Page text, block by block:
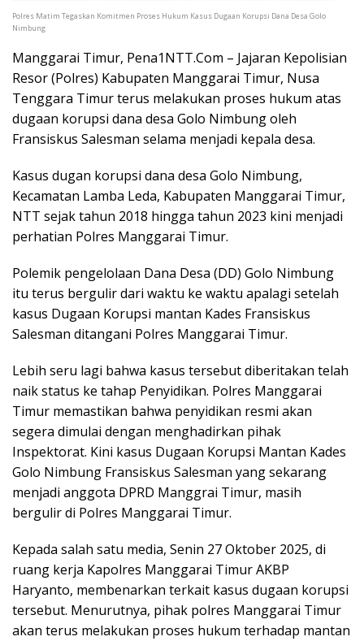
Polres Matim Tegaskan Komitmen Proses Hukum Kasus Dugaan Korupsi Dana Desa Golo
Nimbung
Manggarai Timur, Pena1NTT.Com – Jajaran Kepolisian
Resor (Polres) Kabupaten Manggarai Timur, Nusa
Tenggara Timur terus melakukan proses hukum atas
dugaan korupsi dana desa Golo Nimbung oleh
Fransiskus Salesman selama menjadi kepala desa.
Kasus dugan korupsi dana desa Golo Nimbung,
Kecamatan Lamba Leda, Kabupaten Manggarai Timur,
NTT sejak tahun 2018 hingga tahun 2023 kini menjadi
perhatian Polres Manggarai Timur.
Polemik pengelolaan Dana Desa (DD) Golo Nimbung
itu terus bergulir dari waktu ke waktu apalagi setelah
kasus Dugaan Korupsi mantan Kades Fransiskus
Salesman ditangani Polres Manggarai Timur.
Lebih seru lagi bahwa kasus tersebut diberitakan telah
naik status ke tahap Penyidikan. Polres Manggarai
Timur memastikan bahwa penyidikan resmi akan
segera dimulai dengan menghadirkan pihak
Inspektorat. Kini kasus Dugaan Korupsi Mantan Kades
Golo Nimbung Fransiskus Salesman yang sekarang
menjadi anggota DPRD Manggrai Timur, masih
bergulir di Polres Manggarai Timur.
Kepada salah satu media, Senin 27 Oktober 2025, di
ruang kerja Kapolres Manggarai Timur AKBP
Haryanto, membenarkan terkait kasus dugaan korupsi
tersebut. Menurutnya, pihak polres Manggarai Timur
akan terus melakukan proses hukum terhadap mantan